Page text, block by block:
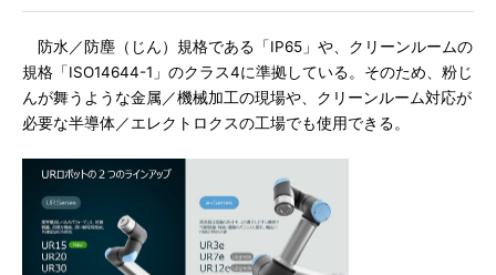
防水／防塵（じん）規格である「IP65」や、クリーンルームの
規格「ISO14644-1」のクラス4に準拠している。そのため、粉じ
んが舞うような金属／機械加工の現場や、クリーンルーム対応が
必要な半導体／エレクトロクスの工場でも使用できる。